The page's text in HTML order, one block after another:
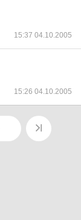
15:37 04.10.2005
15:26 04.10.2005